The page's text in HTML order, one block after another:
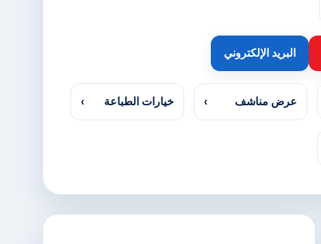
البريد الإلكتروني
عرض مناشف › خيارات الطباعة ›